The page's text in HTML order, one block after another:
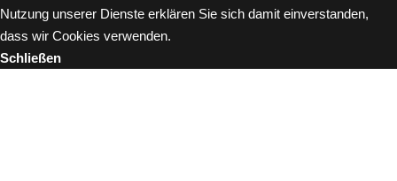
Nutzung unserer Dienste erklären Sie sich damit einverstanden,
dass wir Cookies verwenden.
Schließen